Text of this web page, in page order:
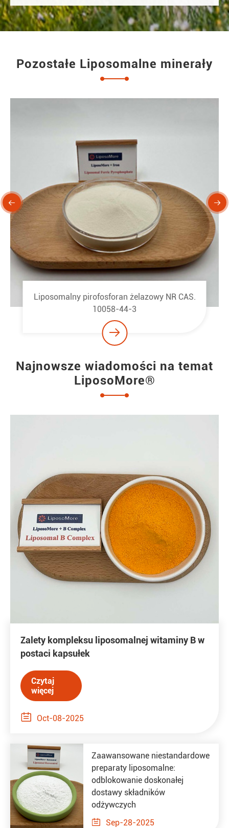
Pozostałe Liposomalne minerały
Liposomowy fosforan trójwapniowy NR CAS.
7758-87-4

 
Najnowsze wiadomości na temat
LiposoMore®
Zalety kompleksu liposomalnej witaminy B w
postaci kapsułek
Czytaj
więcej
 Oct-08-2025
Zaawansowane niestandardowe
preparaty liposomalne:
odblokowanie doskonałej
dostawy składników
odżywczych
 Sep-28-2025